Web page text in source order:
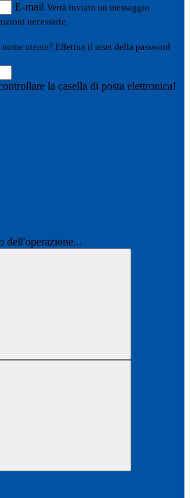
E-mail Verrà inviato un messaggio
necessarie.
utente? Effettua il reset della password
la casella di posta elettronica!
dell'operazione...